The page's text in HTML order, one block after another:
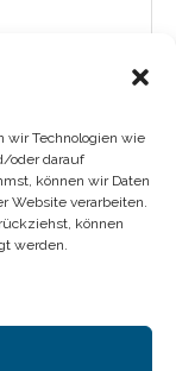
wir Technologien wie
oder darauf
können wir Daten
Website verarbeiten.
können
werden.